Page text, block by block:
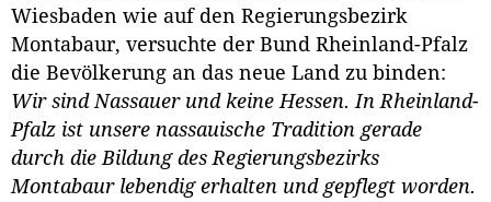
Wiesbaden wie auf den Regierungsbezirk
Montabaur, versuchte der Bund Rheinland-Pfalz
die Bevölkerung an das neue Land zu binden:
Wir sind Nassauer und keine Hessen. In Rheinland-
Pfalz ist unsere nassauische Tradition gerade
durch die Bildung des Regierungsbezirks
Montabaur lebendig erhalten und gepflegt worden.